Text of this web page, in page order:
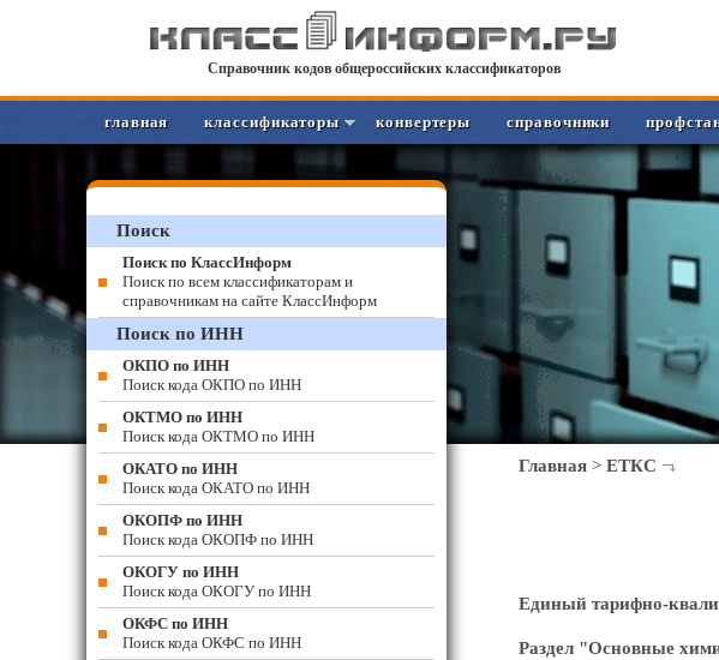
Справочник кодов общероссийских классификаторов
главная классификаторы конвертеры справочники
Главная > ЕТКС
Единый тарифно-
Раздел "Основные
Поиск
Поиск по КлассИнформ
Поиск по всем классификаторам и
справочникам на сайте КлассИнформ
Поиск по ИНН
ОКПО по ИНН
Поиск кода ОКПО по ИНН
ОКТМО по ИНН
Поиск кода ОКТМО по ИНН
ОКАТО по ИНН
Поиск кода ОКАТО по ИНН
ОКОПФ по ИНН
Поиск кода ОКОПФ по ИНН
ОКОГУ по ИНН
Поиск кода ОКОГУ по ИНН
ОКФС по ИНН
Поиск кода ОКФС по ИНН